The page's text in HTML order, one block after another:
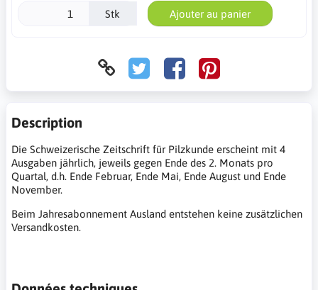
Stk Ajouter au panier
Description
Die Schweizerische Zeitschrift für Pilzkunde erscheint mit 4
Ausgaben jährlich, jeweils gegen Ende des 2. Monats pro
Quartal, d.h. Ende Februar, Ende Mai, Ende August und Ende
November.
Beim Jahresabonnement Ausland entstehen keine zusätzlichen
Versandkosten.